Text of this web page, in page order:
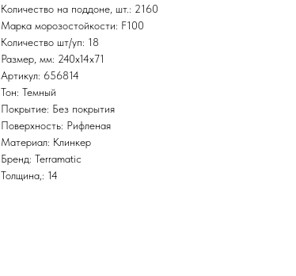
Количество на поддоне, шт.: 2160
Марка морозостойкости: F100
Количество шт/уп: 18
Размер, мм: 240х14х71
Артикул: 656814
Тон: Темный
Покрытие: Без покрытия
Поверхность: Рифленая
Материал: Клинкер
Бренд: Terramatic
Толщина,: 14